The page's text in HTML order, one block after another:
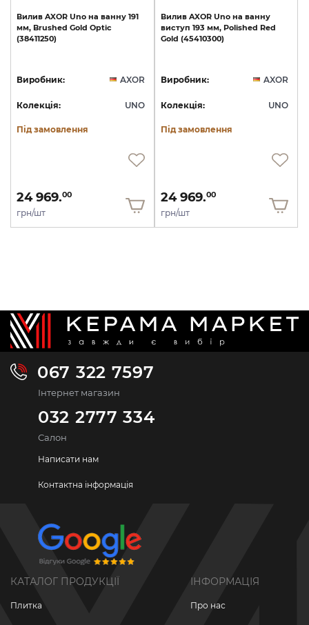
Вилив AXOR Uno на ванну 191
мм, Brushed Gold Optic
(38411250)
Виробник: AXOR
Колекція: UNO
Під замовлення
24 969.00
грн/шт
Вилив AXOR Uno на ванну
виступ 193 мм, Polished Red
Gold (45410300)
Виробник: AXOR
Колекція: UNO
Під замовлення
24 969.00
грн/шт
067 322 7597
Інтернет магазин
032 2777 334
Салон
Написати нам
Контактна інформація
КАТАЛОГ ПРОДУКЦІЇ
Плитка
ІНФОРМАЦІЯ
Про нас